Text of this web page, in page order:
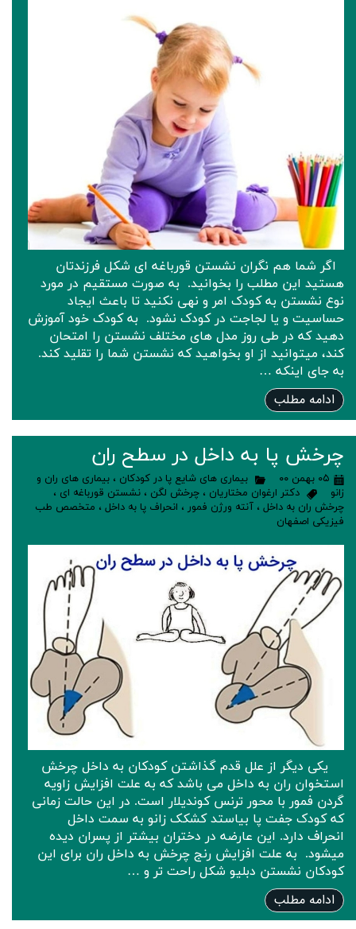
اگر شما هم نگران نشستن قورباغه ای شکل فرزندتان
هستید این مطلب را بخوانید. ‌ به صورت مستقیم در مورد
نوع نشستن به کودک امر و نهی نکنید تا باعث ایجاد
حساسیت و یا لجاجت در کودک نشود. ‌ به کودک خود آموزش
دهید که در طی روز مدل های مختلف نشستن را امتحان
کند، میتوانید از او بخواهید که نشستن شما را تقلید کند. ‌
به جای اینکه …
ادامه مطلب
چرخش پا به داخل در سطح ران
۰۵ بهمن ۰۰ بیماری های شایع پا در کودکان ، بیماری های ران و
زانو
دکتر ارغوان مختاریان ، چرخش لگن ، نشستن قورباغه ای ،
چرخش ران به داخل ، آنته ورژن فمور ، انحراف پا به داخل ، متخصص طب
فیزیکی اصفهان
یکی دیگر از علل قدم گذاشتن کودکان به داخل چرخش
استخوان ران به داخل می باشد که به علت افزایش زاویه
گردن فمور با محور ترنس کوندیلار است. در این حالت زمانی
که کودک جفت پا بیاستد کشکک زانو به سمت داخل
انحراف دارد. این عارضه در دختران بیشتر از پسران دیده
میشود. ‌‌ به علت افزایش رنج چرخش به داخل ران برای این
کودکان نشستن دبلیو شکل راحت تر و …
ادامه مطلب